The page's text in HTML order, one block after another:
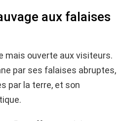
aux falaises
mais ouverte aux visiteurs.
par ses falaises abruptes,
par la terre, et son